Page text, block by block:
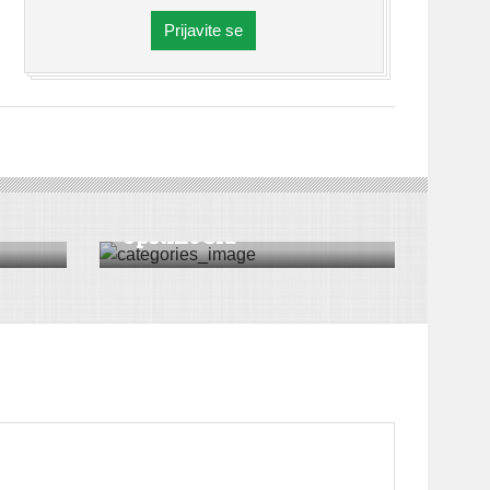
Prijavite se
DRUŠTVO|VESTI|ŠID
Opštine Šid